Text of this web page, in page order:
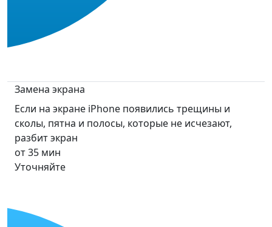
Замена экрана
Если на экране iPhone появились трещины и
сколы, пятна и полосы, которые не исчезают,
разбит экран
Уточняйте
от 35 мин